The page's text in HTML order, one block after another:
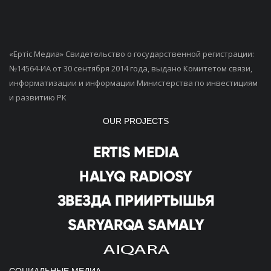
«Ертiс Медиа» Свидетельство о государственной регистрации:
№14564-ИА от 30 сентября 2014 года, выдано Комитетом связи,
информатизации и информации Министерства по инвестициям
и развитию РК
OUR PROJECTS